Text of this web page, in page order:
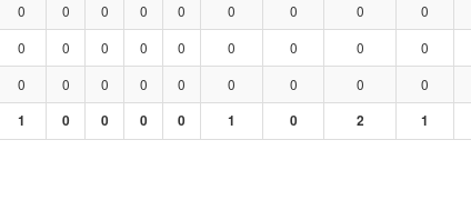
0 0 0 0 0 0 0 0 0
0 0 0 0 0 0 0 0 0
0 0 0 0 0 0 0 0 0
1 0 0 0 0 1 0 2 1